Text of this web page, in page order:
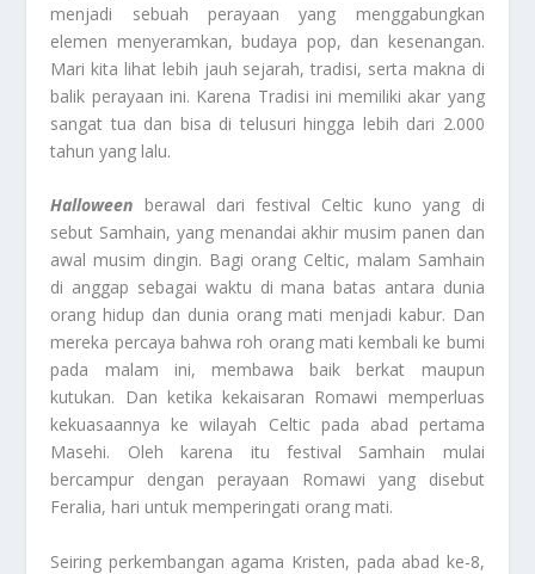
menjadi sebuah perayaan yang menggabungkan
elemen menyeramkan, budaya pop, dan kesenangan.
Mari kita lihat lebih jauh sejarah, tradisi, serta makna di
balik perayaan ini. Karena Tradisi ini memiliki akar yang
sangat tua dan bisa di telusuri hingga lebih dari 2.000
tahun yang lalu.
Halloween berawal dari festival Celtic kuno yang di
sebut Samhain, yang menandai akhir musim panen dan
awal musim dingin. Bagi orang Celtic, malam Samhain
di anggap sebagai waktu di mana batas antara dunia
orang hidup dan dunia orang mati menjadi kabur. Dan
mereka percaya bahwa roh orang mati kembali ke bumi
pada malam ini, membawa baik berkat maupun
kutukan. Dan ketika kekaisaran Romawi memperluas
kekuasaannya ke wilayah Celtic pada abad pertama
Masehi. Oleh karena itu festival Samhain mulai
bercampur dengan perayaan Romawi yang disebut
Feralia, hari untuk memperingati orang mati.
Seiring perkembangan agama Kristen, pada abad ke-8,